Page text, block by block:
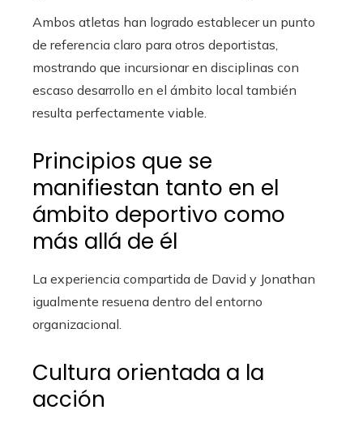
Ambos atletas han logrado establecer un punto
de referencia claro para otros deportistas,
mostrando que incursionar en disciplinas con
escaso desarrollo en el ámbito local también
resulta perfectamente viable.
Principios que se
manifiestan tanto en el
ámbito deportivo como
más allá de él
La experiencia compartida de David y Jonathan
igualmente resuena dentro del entorno
organizacional.
Cultura orientada a la
acción